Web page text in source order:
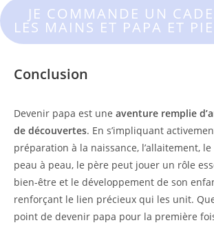
JE COMMANDE UN
LES MAINS ET PAPA ET
Conclusion
Devenir papa est une aventure remplie
de découvertes. En s’impliquant
préparation à la naissance, l’allaitement,
peau à peau, le père peut jouer un rôle
bien-être et le développement de son
renforçant le lien précieux qui les unit.
point de devenir papa pour la première